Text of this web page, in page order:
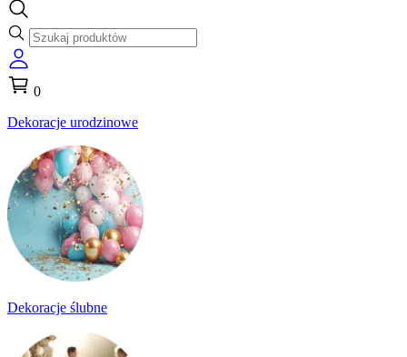
0
Dekoracje urodzinowe
Dekoracje ślubne